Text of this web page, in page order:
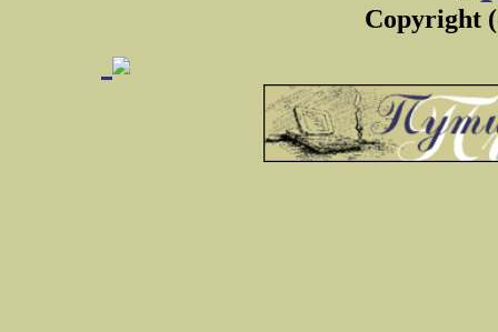
Copyright